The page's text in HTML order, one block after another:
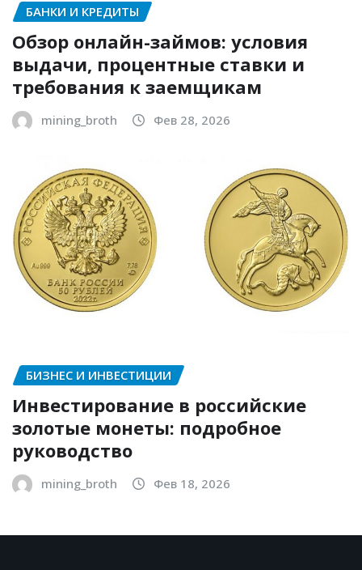
БАНКИ И КРЕДИТЫ
Обзор онлайн-займов: условия
выдачи, процентные ставки и
требования к заемщикам
mining_broth Фев 28, 2026
БИЗНЕС И ИНВЕСТИЦИИ
Инвестирование в российские
золотые монеты: подробное
руководство
mining_broth Фев 18, 2026